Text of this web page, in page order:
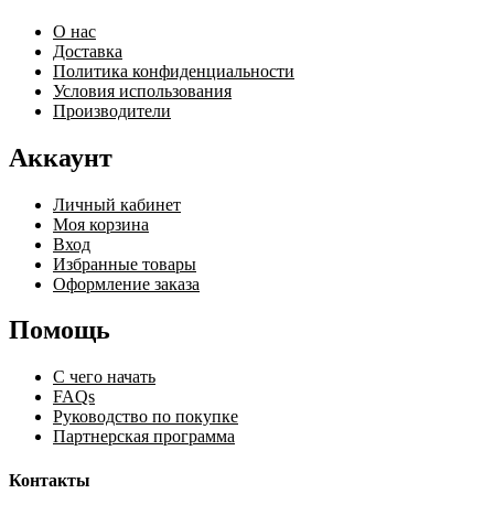
О нас
Доставка
Политика конфиденциальности
Условия использования
Производители
Аккаунт
Личный кабинет
Моя корзина
Вход
Избранные товары
Оформление заказа
Помощь
С чего начать
FAQs
Руководство по покупке
Партнерская программа
Контакты